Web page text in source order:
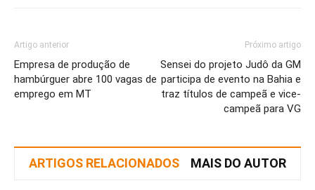
Artigo anterior
Empresa de produção de
hambúrguer abre 100 vagas de
emprego em MT
Próximo artigo
Sensei do projeto Judô da GM
participa de evento na Bahia e
traz títulos de campeã e vice-
campeã para VG
ARTIGOS RELACIONADOS MAIS DO AUTOR